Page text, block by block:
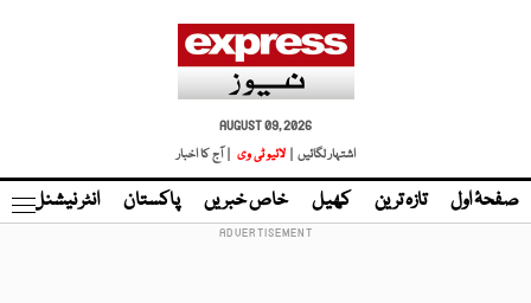
AUGUST 09, 2026
اشتہار لگائیں |
لائیو ٹی وی | آج کا اخبار
صفحۂ اول تازہ ترین کھیل خاص خبریں پاکستان انٹر نیشنل